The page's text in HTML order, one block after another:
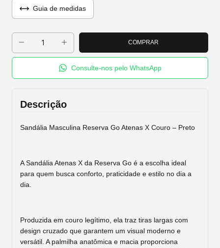
Guia de medidas
Consulte-nos pelo WhatsApp
Descrição
Sandália Masculina Reserva Go Atenas X Couro – Preto
A Sandália Atenas X da Reserva Go é a escolha ideal
para quem busca conforto, praticidade e estilo no dia a
dia.
Produzida em couro legítimo, ela traz tiras largas com
design cruzado que garantem um visual moderno e
versátil. A palmilha anatômica e macia proporciona